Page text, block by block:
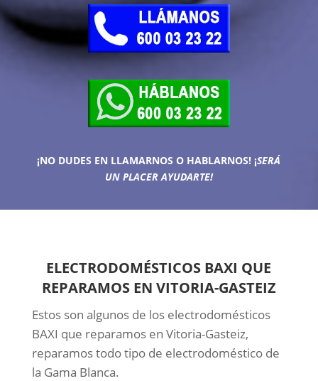
¡NO DUDES EN LLAMARNOS O HABLARNOS! ¡SERÁ
UN PLACER AYUDARTE!
ELECTRODOMÉSTICOS BAXI QUE
REPARAMOS EN VITORIA-GASTEIZ
Estos son algunos de los electrodomésticos
BAXI que reparamos en Vitoria-Gasteiz,
reparamos todo tipo de electrodoméstico de
la Gama Blanca.